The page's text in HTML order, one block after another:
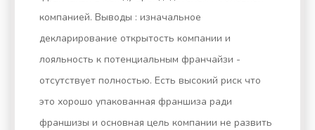
компанией. Выводы : изначальное
декларирование открытость компании и
лояльность к потенциальным франчайзи -
отсутствует полностью. Есть высокий риск что
это хорошо упакованная франшиза ради
франшизы и основная цель компании не развить